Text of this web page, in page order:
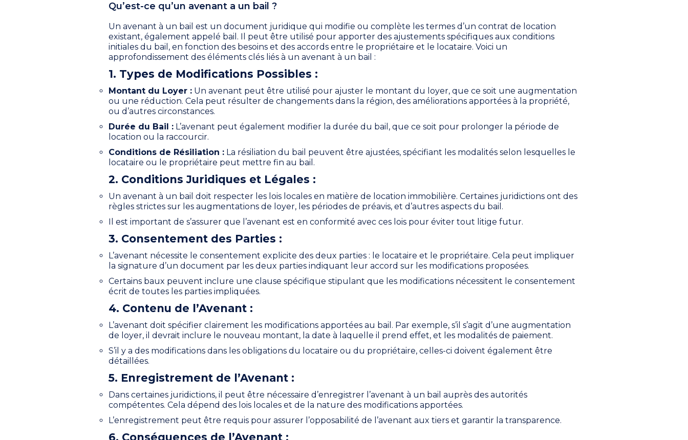
Qu’est-ce qu’un avenant a un bail ?
Un avenant à un bail est un document juridique qui modifie ou complète les termes d’un contrat de location
existant, également appelé bail. Il peut être utilisé pour apporter des ajustements spécifiques aux conditions
initiales du bail, en fonction des besoins et des accords entre le propriétaire et le locataire. Voici un
approfondissement des éléments clés liés à un avenant à un bail :
1. Types de Modifications Possibles :
Montant du Loyer : Un avenant peut être utilisé pour ajuster le montant du loyer, que ce soit une augmentation
ou une réduction. Cela peut résulter de changements dans la région, des améliorations apportées à la propriété,
ou d’autres circonstances.
Durée du Bail : L’avenant peut également modifier la durée du bail, que ce soit pour prolonger la période de
location ou la raccourcir.
Conditions de Résiliation : La résiliation du bail peuvent être ajustées, spécifiant les modalités selon lesquelles le
locataire ou le propriétaire peut mettre fin au bail.
2. Conditions Juridiques et Légales :
Un avenant à un bail doit respecter les lois locales en matière de location immobilière. Certaines juridictions ont des
règles strictes sur les augmentations de loyer, les périodes de préavis, et d’autres aspects du bail.
Il est important de s’assurer que l’avenant est en conformité avec ces lois pour éviter tout litige futur.
3. Consentement des Parties :
L’avenant nécessite le consentement explicite des deux parties : le locataire et le propriétaire. Cela peut impliquer
la signature d’un document par les deux parties indiquant leur accord sur les modifications proposées.
Certains baux peuvent inclure une clause spécifique stipulant que les modifications nécessitent le consentement
écrit de toutes les parties impliquées.
4. Contenu de l’Avenant :
L’avenant doit spécifier clairement les modifications apportées au bail. Par exemple, s’il s’agit d’une augmentation
de loyer, il devrait inclure le nouveau montant, la date à laquelle il prend effet, et les modalités de paiement.
S’il y a des modifications dans les obligations du locataire ou du propriétaire, celles-ci doivent également être
détaillées.
5. Enregistrement de l’Avenant :
Dans certaines juridictions, il peut être nécessaire d’enregistrer l’avenant à un bail auprès des autorités
compétentes. Cela dépend des lois locales et de la nature des modifications apportées.
L’enregistrement peut être requis pour assurer l’opposabilité de l’avenant aux tiers et garantir la transparence.
6. Conséquences de l’Avenant :